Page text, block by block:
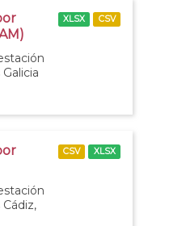
XLSX CSV
CSV XLSX